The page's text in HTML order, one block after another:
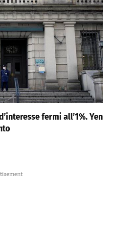
fermi all’1%. Yen